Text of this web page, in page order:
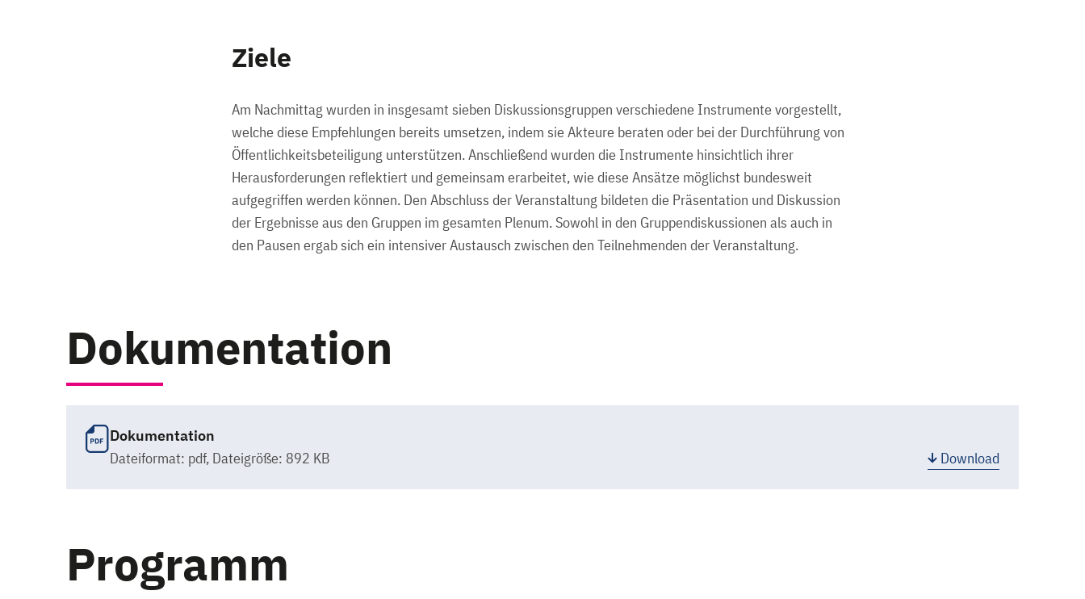
Ziele
Am Nachmittag wurden in insgesamt sieben Diskussionsgruppen verschiedene Instrumente vorgestellt,
welche diese Empfehlungen bereits umsetzen, indem sie Akteure beraten oder bei der Durchführung von
Öffentlichkeitsbeteiligung unterstützen. Anschließend wurden die Instrumente hinsichtlich ihrer
Herausforderungen reflektiert und gemeinsam erarbeitet, wie diese Ansätze möglichst bundesweit
aufgegriffen werden können. Den Abschluss der Veranstaltung bildeten die Präsentation und Diskussion
der Ergebnisse aus den Gruppen im gesamten Plenum. Sowohl in den Gruppendiskussionen als auch in
den Pausen ergab sich ein intensiver Austausch zwischen den Teilnehmenden der Veranstaltung.
Dokumentation
Dokumentation
Dateiformat: pdf, Dateigröße: 892 KB Download
Programm